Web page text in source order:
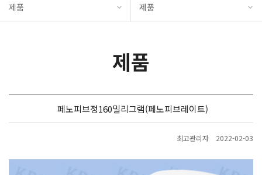
제품 제품
제품
페노피브정160밀리그램(페노피브레이트)
최고관리자 2022-02-03